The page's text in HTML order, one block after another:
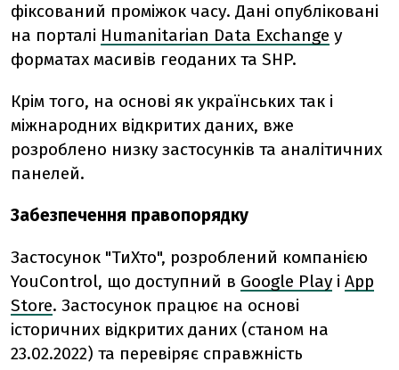
фіксований проміжок часу. Дані опубліковані
на порталі Humanitarian Data Exchange у
форматах масивів геоданих та SHP.
Крім того, на основі як українських так і
міжнародних відкритих даних, вже
розроблено низку застосунків та аналітичних
панелей.
Забезпечення правопорядку
Застосунок "ТиХто", розроблений компанією
YouControl, що доступний в Google Play і App
Store. Застосунок працює на основі
історичних відкритих даних (станом на
23.02.2022) та перевіряє справжність